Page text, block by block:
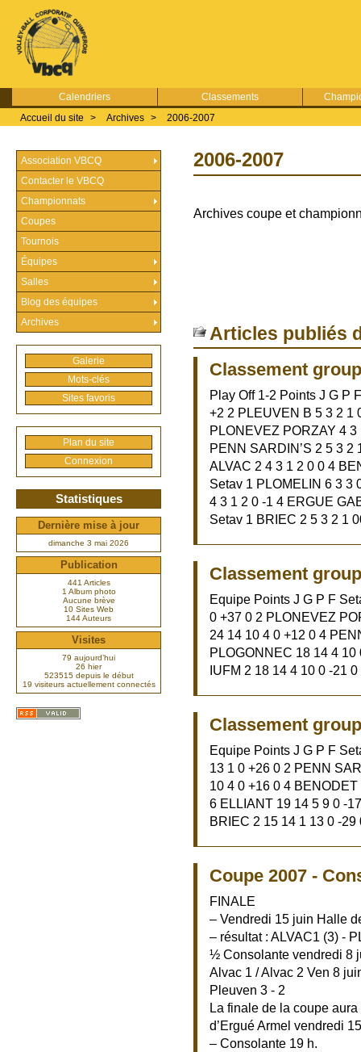
Calendriers Classements
Accueil du site
> Archives > 2006-2007
2006-2007
Archives coupe et
Articles publiés
Classement
Play Off 1-2 Points J G P
+2 2 PLEUVEN B 5 3 2 1
PLONEVEZ PORZAY 4
PENN SARDIN’S 2 5 3 2
ALVAC 2 4 3 1 2 0 0 4
Setav 1 PLOMELIN 6 3 3
4 3 1 2 0 -1 4 ERGUE
Setav 1 BRIEC 2 5 3 2 1
Classement
Equipe Points J G P F
0 +37 0 2 PLONEVEZ
24 14 10 4 0 +12 0 4
PLOGONNEC 18 14 4
IUFM 2 18 14 4 10 0 -21
Classement
Equipe Points J G P F
13 1 0 +26 0 2 PENN
10 4 0 +16 0 4
6 ELLIANT 19 14 5 9 0 -
BRIEC 2 15 14 1 13 0 -29
Coupe 2007 -
FINALE
– Vendredi 15 juin Halle
– résultat : ALVAC1 (3) -
½ Consolante vendredi 8
Alvac 1 / Alvac 2 Ven 8
Pleuven 3 - 2
La finale de la coupe
d’Ergué Armel vendredi
– Consolante 19 h.
Association VBCQ
Contacter le VBCQ
Championnats
Coupes
Tournois
Équipes
Salles
Blog des équipes
Archives
Galerie
Mots-clés
Sites favoris
Plan du site
Connexion
Statistiques
Dernière mise à jour
dimanche 3 mai 2026
Publication
441 Articles
1 Album photo
Aucune brève
10 Sites Web
144 Auteurs
Visites
79 aujourd’hui
26 hier
523515 depuis le début
19 visiteurs actuellement connectés